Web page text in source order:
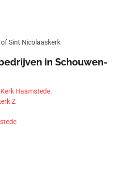
Sint Nicolaaskerk
in Schouwen-
Haamstede.
Z